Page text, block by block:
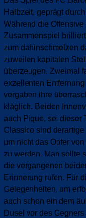
Halbzeit, geprägt
Während die
Zusammenspiel
zum dahinschmelzen
zuweilen kapitalen
überzeugen. Zweimal
exzellenten
vergaben ihre
kläglich. Beiden
auch Pique, sei dieser
Classico sind
um nicht das Opfer
zu werden. Man sollte
die vergangenen
Erinnerung rufen. Für
Gelegenheiten, um
auch schon ein dem
Dusel vor des